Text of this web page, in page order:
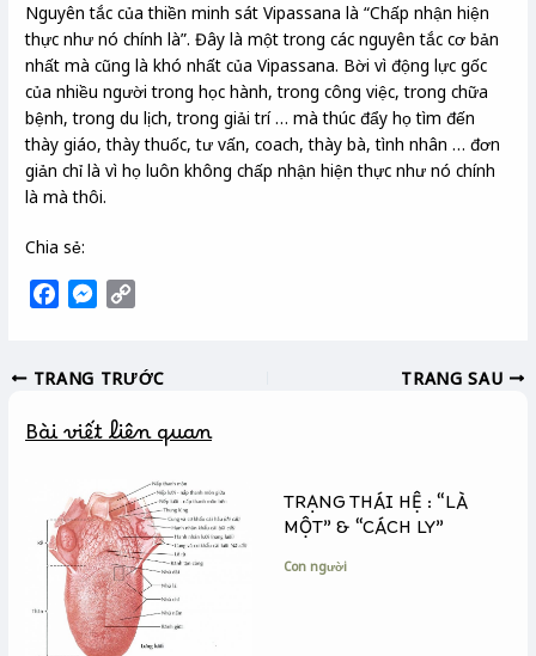
Nguyên tắc của thiền minh sát Vipassana là “Chấp nhận hiện
thực như nó chính là”. Đây là một trong các nguyên tắc cơ bản
nhất mà cũng là khó nhất của Vipassana. Bời vì động lực gốc
của nhiều người trong học hành, trong công việc, trong chữa
bệnh, trong du lịch, trong giải trí … mà thúc đẩy họ tìm đến
thày giáo, thày thuốc, tư vấn, coach, thày bà, tình nhân … đơn
giản chỉ là vì họ luôn không chấp nhận hiện thực như nó chính
là mà thôi.
Chia sẻ:
e
o
k
M
s
n
e
r
y
i
k
TRANG TRƯỚC TRANG SAU
Bài viết liên quan
TRẠNG THÁI HỆ : “LÀ
MỘT” & “CÁCH LY”
Con người